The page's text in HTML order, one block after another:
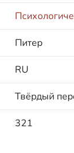
Питер
RU
Твёрдый
321